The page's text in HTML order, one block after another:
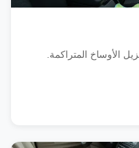
الأوساخ المتراكمة.